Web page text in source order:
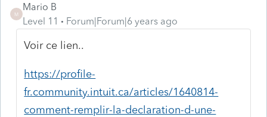
M
Mario B
Level 11
Forum|Forum|6 years ago
Voir ce lien..
https://profile-
fr.community.intuit.ca/articles/1640814-
comment-remplir-la-declaration-d-une-